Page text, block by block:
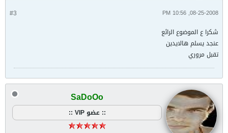
#3 08-25-2008, 10:56 PM
شكرا ع الموضوع الرائع
عنجد يسلم هالايدين
تقبل مروري
SaDoOo
:: عضو VIP ::